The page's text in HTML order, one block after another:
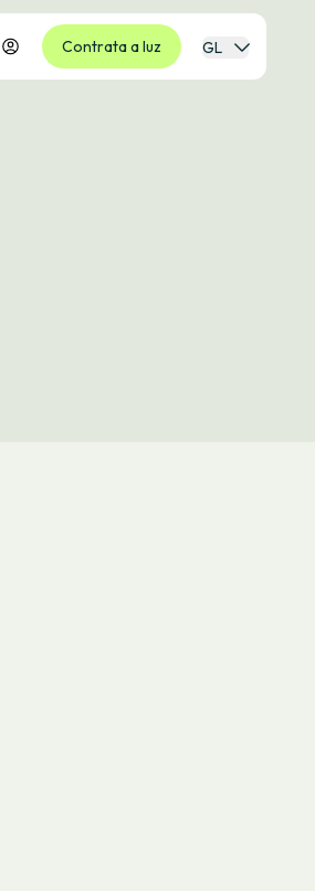
Contrata a luz GL